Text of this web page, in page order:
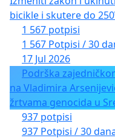
ИЗГРАДЊУ
ЗА ИЗГРАДЊУ И
БЕОГРАДА ЈП, КАО
САОБРАЋАЈ, АЛИ И
РЕШАВАЊЕ ОВОГ
ИЗГРАДЊИ – 1
ГЕНЕРАЦИЈА.
bicikle i skutere do
1 567 potpisi
1 567 Potpisi / 30
17 Jul 2026
Podrška
na Vladimira
žrtvama genocida u
937 potpisi
937 Potpisi / 30